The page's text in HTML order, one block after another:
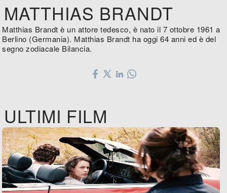
MATTHIAS BRANDT
Matthias Brandt è un attore tedesco, è nato il 7 ottobre 1961 a
Berlino (Germania). Matthias Brandt ha oggi 64 anni ed è del
segno zodiacale Bilancia.
ULTIMI FILM